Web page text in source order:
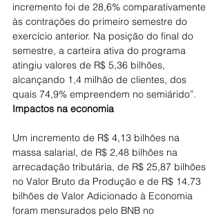
incremento foi de 28,6% comparativamente
às contrações do primeiro semestre do
exercício anterior. Na posição do final do
semestre, a carteira ativa do programa
atingiu valores de R$ 5,36 bilhões,
alcançando 1,4 milhão de clientes, dos
quais 74,9% empreendem no semiárido”.
Impactos na economia
Um incremento de R$ 4,13 bilhões na
massa salarial, de R$ 2,48 bilhões na
arrecadação tributária, de R$ 25,87 bilhões
no Valor Bruto da Produção e de R$ 14,73
bilhões de Valor Adicionado à Economia
foram mensurados pelo BNB no